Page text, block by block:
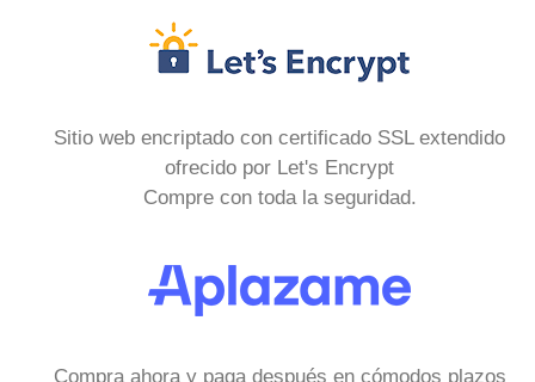
Sitio web encriptado con certificado SSL extendido
ofrecido por Let's Encrypt
Compre con toda la seguridad.
Compra ahora y paga después en cómodos plazos